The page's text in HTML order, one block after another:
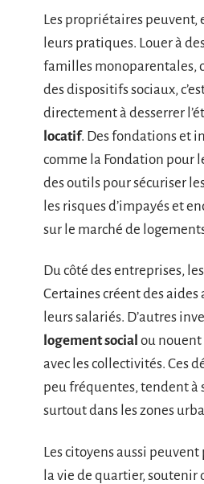
Les propriétaires peuvent,
leurs pratiques. Louer à
familles monoparentales,
des dispositifs sociaux,
directement à desserrer
locatif. Des fondations et
comme la Fondation pour
des outils pour sécuriser
les risques d’impayés et
sur le marché de
Du côté des entreprises,
Certaines créent des
leurs salariés. D’autres
logement social ou
avec les collectivités. Ces
peu fréquentes, tendent à
surtout dans les zones
Les citoyens aussi peuvent
la vie de quartier, soutenir